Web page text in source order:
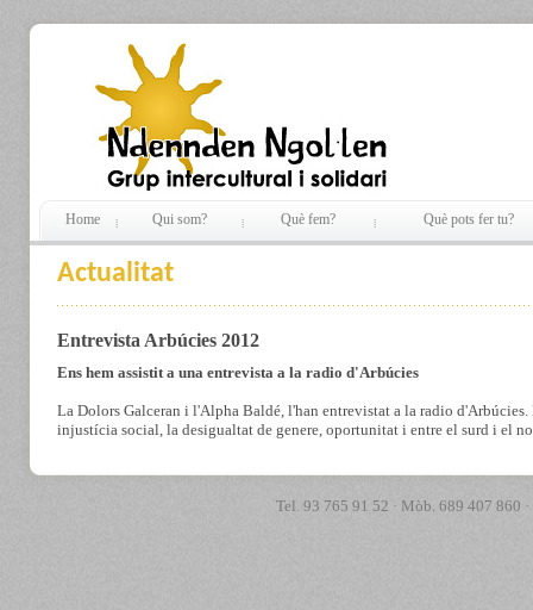
Home Qui som? Què fem? Què pots fer tu?
Actualitat
Entrevista Arbúcies 2012
Ens hem assistit a una entrevista a la radio d'Arbúcies
La Dolors Galceran i l'Alpha Baldé, l'han entrevistat a la radio
injustícia social, la desigualtat de genere, oportunitat i entre el surd i el
Tel. 93 765 91 52 · Mòb. 689 407 860 ·